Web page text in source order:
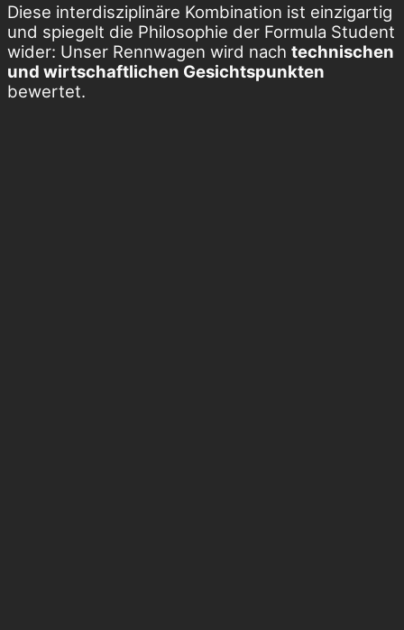
Diese interdisziplinäre Kombination ist einzigartig
und spiegelt die Philosophie der Formula Student
wider: Unser Rennwagen wird nach technischen
und wirtschaftlichen Gesichtspunkten
bewertet.